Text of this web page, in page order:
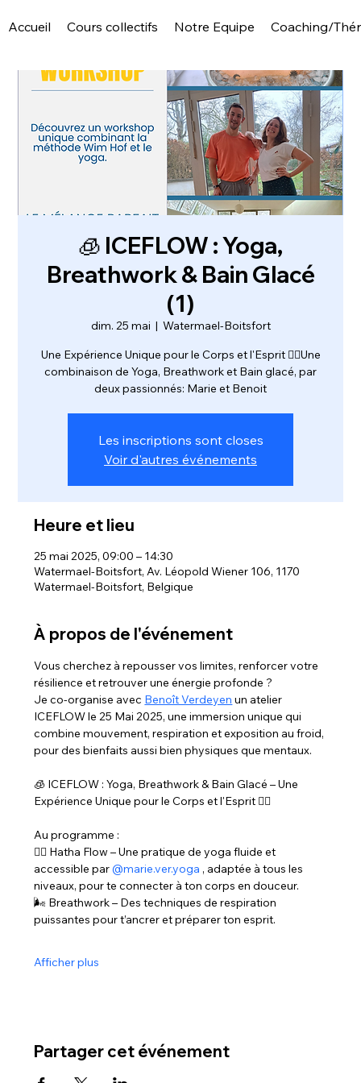
Accueil Cours collectifs Notre Equipe Coaching/
🧊 ICEFLOW : Yoga,
Breathwork & Bain Glacé
(1)
dim. 25 mai
  |
Watermael-Boitsfort
Une Expérience Unique pour le Corps et l'Esprit 🧘‍♀️Une
combinaison de Yoga, Breathwork et Bain glacé, par
deux passionnés: Marie et Benoit
Les inscriptions sont closes
Voir d'autres événements
Heure et lieu
25 mai 2025, 09:00 – 14:30
Watermael-Boitsfort, Av. Léopold Wiener 106, 1170
Watermael-Boitsfort, Belgique
À propos de l'événement
Vous cherchez à repousser vos limites, renforcer votre
résilience et retrouver une énergie profonde ?
Je co-organise avec Benoît Verdeyen un atelier
ICEFLOW le 25 Mai 2025, une immersion unique qui
combine mouvement, respiration et exposition au froid,
pour des bienfaits aussi bien physiques que mentaux.
🧊 ICEFLOW : Yoga, Breathwork & Bain Glacé – Une
Expérience Unique pour le Corps et l'Esprit 🧘‍♀️
Au programme :
🧘‍♀️ Hatha Flow – Une pratique de yoga fluide et
accessible par @marie.ver.yoga , adaptée à tous les
niveaux, pour te connecter à ton corps en douceur.
🌬️ Breathwork – Des techniques de respiration
puissantes pour t’ancrer et préparer ton esprit.
Afficher plus
Partager cet événement